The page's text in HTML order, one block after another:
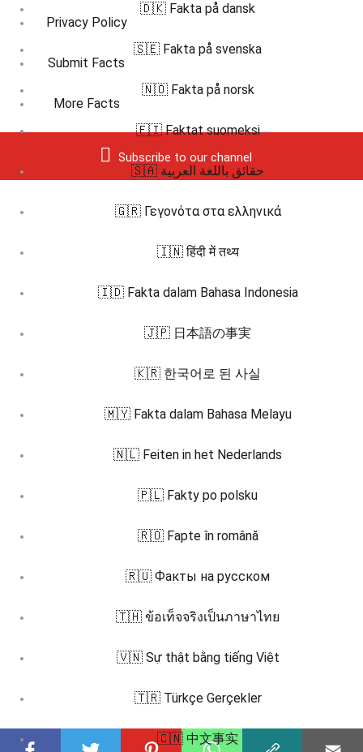
Privacy Policy
Submit Facts
More Facts
Subscribe to our channel
🇩🇰 Fakta på dansk
🇸🇪 Fakta på svenska
🇳🇴 Fakta på norsk
🇫🇮 Faktat suomeksi
🇸🇦 حقائق باللغة العربية
🇬🇷 Γεγονότα στα ελληνικά
🇮🇳 हिंदी में तथ्य
🇮🇩 Fakta dalam Bahasa Indonesia
🇯🇵 日本語の事実
🇰🇷 한국어로 된 사실
🇲🇾 Fakta dalam Bahasa Melayu
🇳🇱 Feiten in het Nederlands
🇵🇱 Fakty po polsku
🇷🇴 Fapte în română
🇷🇺 Факты на русском
🇹🇭 ข้อเท็จจริงเป็นภาษาไทย
🇻🇳 Sự thật bằng tiếng Việt
🇹🇷 Türkçe Gerçekler
🇨🇳 中文事实